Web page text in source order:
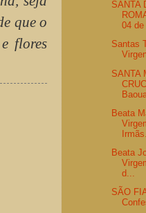
que o
flores
SANTA
04
Santas
SANTA
Beata
Beata
d...
SÃO